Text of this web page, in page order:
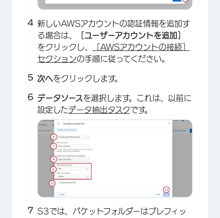
新しいAWSアカウントの認証情報を追加す
る場合は、
［ユーザーアカウントを追加］
をクリックし、
［AWSアカウントの接続］
セクションの手順に従ってください。
次へをクリックします。
データソースを選択します。これは、以前に
設定したデータ抽出タスクです。
S3では、バケットフォルダーはプレフィッ